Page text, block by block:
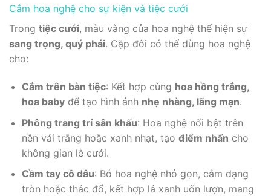
Cắm hoa nghệ cho sự kiện và tiệc cưới
Trong tiệc cưới, màu vàng của hoa nghệ thể hiện sự
sang trọng, quý phái. Cặp đôi có thể dùng hoa nghệ
cho:
Cắm trên bàn tiệc: Kết hợp cùng hoa hồng trắng,
hoa babyđể tạo hình ảnh nhẹ nhàng, lãng mạn.
Phông trang trí sân khấu: Hoa nghệ nổi bật trên
nền vải trắng hoặc xanh nhạt, tạo điểm nhấn cho
không gian lễ cưới.
Cầm tay cô dâu: Bó hoa nghệ nhỏ gọn, cắm dạng
tròn hoặc thác đổ, kết hợp lá xanh uốn lượn, mang